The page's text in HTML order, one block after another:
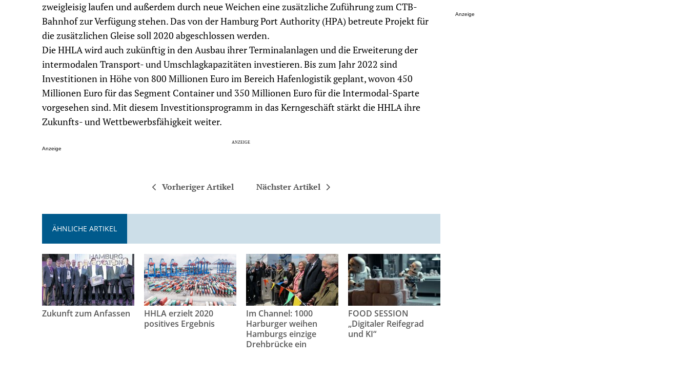
zweigleisig laufen und außerdem durch neue Weichen eine zusätzliche Zuführung zum CTB-
Bahnhof zur Verfügung stehen. Das von der Hamburg Port Authority (HPA) betreute Projekt für
die zusätzlichen Gleise soll 2020 abgeschlossen werden.
Die HHLA wird auch zukünftig in den Ausbau ihrer Terminalanlagen und die Erweiterung der
intermodalen Transport- und Umschlagkapazitäten investieren. Bis zum Jahr 2022 sind
Investitionen in Höhe von 800 Millionen Euro im Bereich Hafenlogistik geplant, wovon 450
Millionen Euro für das Segment Container und 350 Millionen Euro für die Intermodal-Sparte
vorgesehen sind. Mit diesem Investitionsprogramm in das Kerngeschäft stärkt die HHLA ihre
Zukunfts- und Wettbewerbsfähigkeit weiter.
Anzeige
Vorheriger Artikel Nächster Artikel
ÄHNLICHE ARTIKEL
Zukunft zum Anfassen
HHLA erzielt 2020
positives Ergebnis
Im Channel: 1000
Harburger weihen
Hamburgs einzige
Drehbrücke ein
FOOD SESSION
„Digitaler Reifegrad
und KI“
Anzeige